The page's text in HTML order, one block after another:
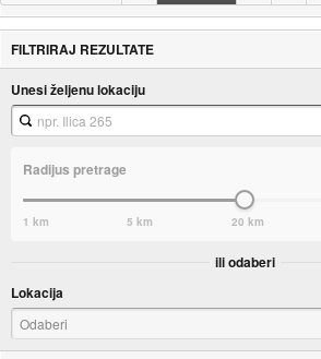
FILTRIRAJ REZULTATE
Unesi željenu lokaciju
Radijus pretrage
1 km 5 km 20 km
ili odaberi
Lokacija
Odaberi